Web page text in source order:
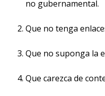
no gubernamental.
Que no tenga
Que no suponga la
Que carezca de